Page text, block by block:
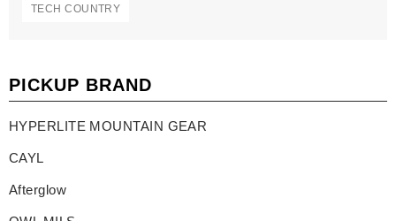
TECH COUNTRY
PICKUP BRAND
HYPERLITE MOUNTAIN GEAR
CAYL
Afterglow